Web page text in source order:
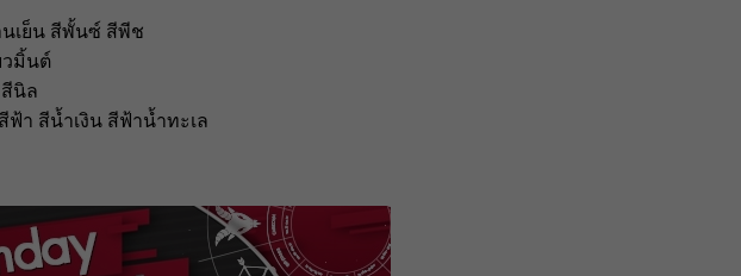
เย็น สีพั้นซ์ สีพีช
มิ้นต์
นิล
า สีน้ำเงิน สีฟ้าน้ำทะเล